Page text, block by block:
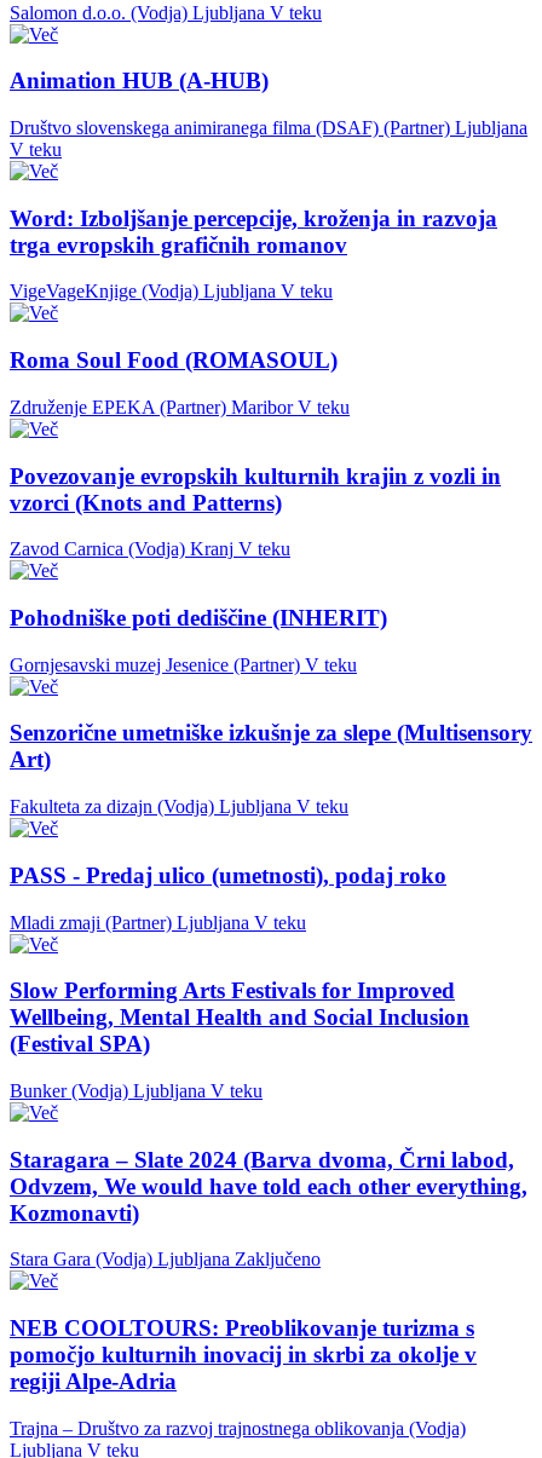
Salomon d.o.o. (Vodja) Ljubljana V teku
Animation HUB (A-HUB)
Društvo slovenskega animiranega filma (DSAF) (Partner) Ljubljana
V teku
Word: Izboljšanje percepcije, kroženja in razvoja
trga evropskih grafičnih romanov
VigeVageKnjige (Vodja) Ljubljana V teku
Roma Soul Food (ROMASOUL)
Združenje EPEKA (Partner) Maribor V teku
Povezovanje evropskih kulturnih krajin z vozli in
vzorci (Knots and Patterns)
Zavod Carnica (Vodja) Kranj V teku
Pohodniške poti dediščine (INHERIT)
Gornjesavski muzej Jesenice (Partner) V teku
Senzorične umetniške izkušnje za slepe (Multisensory
Art)
Fakulteta za dizajn (Vodja) Ljubljana V teku
PASS - Predaj ulico (umetnosti), podaj roko
Mladi zmaji (Partner) Ljubljana V teku
Slow Performing Arts Festivals for Improved
Wellbeing, Mental Health and Social Inclusion
(Festival SPA)
Bunker (Vodja) Ljubljana V teku
Staragara – Slate 2024 (Barva dvoma, Črni labod,
Odvzem, We would have told each other everything,
Kozmonavti)
Stara Gara (Vodja) Ljubljana Zaključeno
NEB COOLTOURS: Preoblikovanje turizma s
pomočjo kulturnih inovacij in skrbi za okolje v
regiji Alpe-Adria
Trajna – Društvo za razvoj trajnostnega oblikovanja (Vodja)
Ljubljana V teku